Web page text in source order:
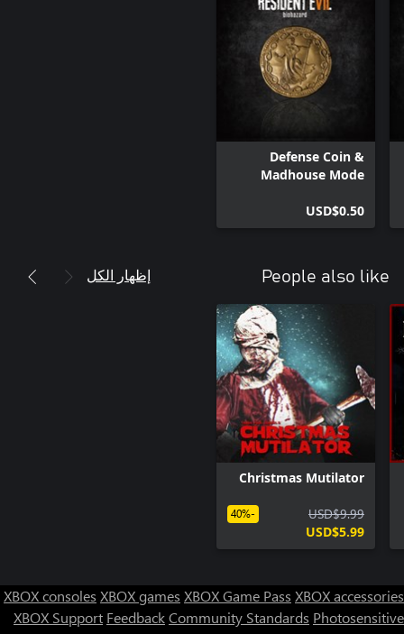
Defense Coin &
Madhouse Mode
USD$0.50
People also like إظهار الكل
Christmas Mutilator
USD$9.99
USD$5.99
-40%
XBOX consoles XBOX games XBOX Game Pass XBOX accessories
XBOX Support FeedbackCommunity Standards Photosensitive